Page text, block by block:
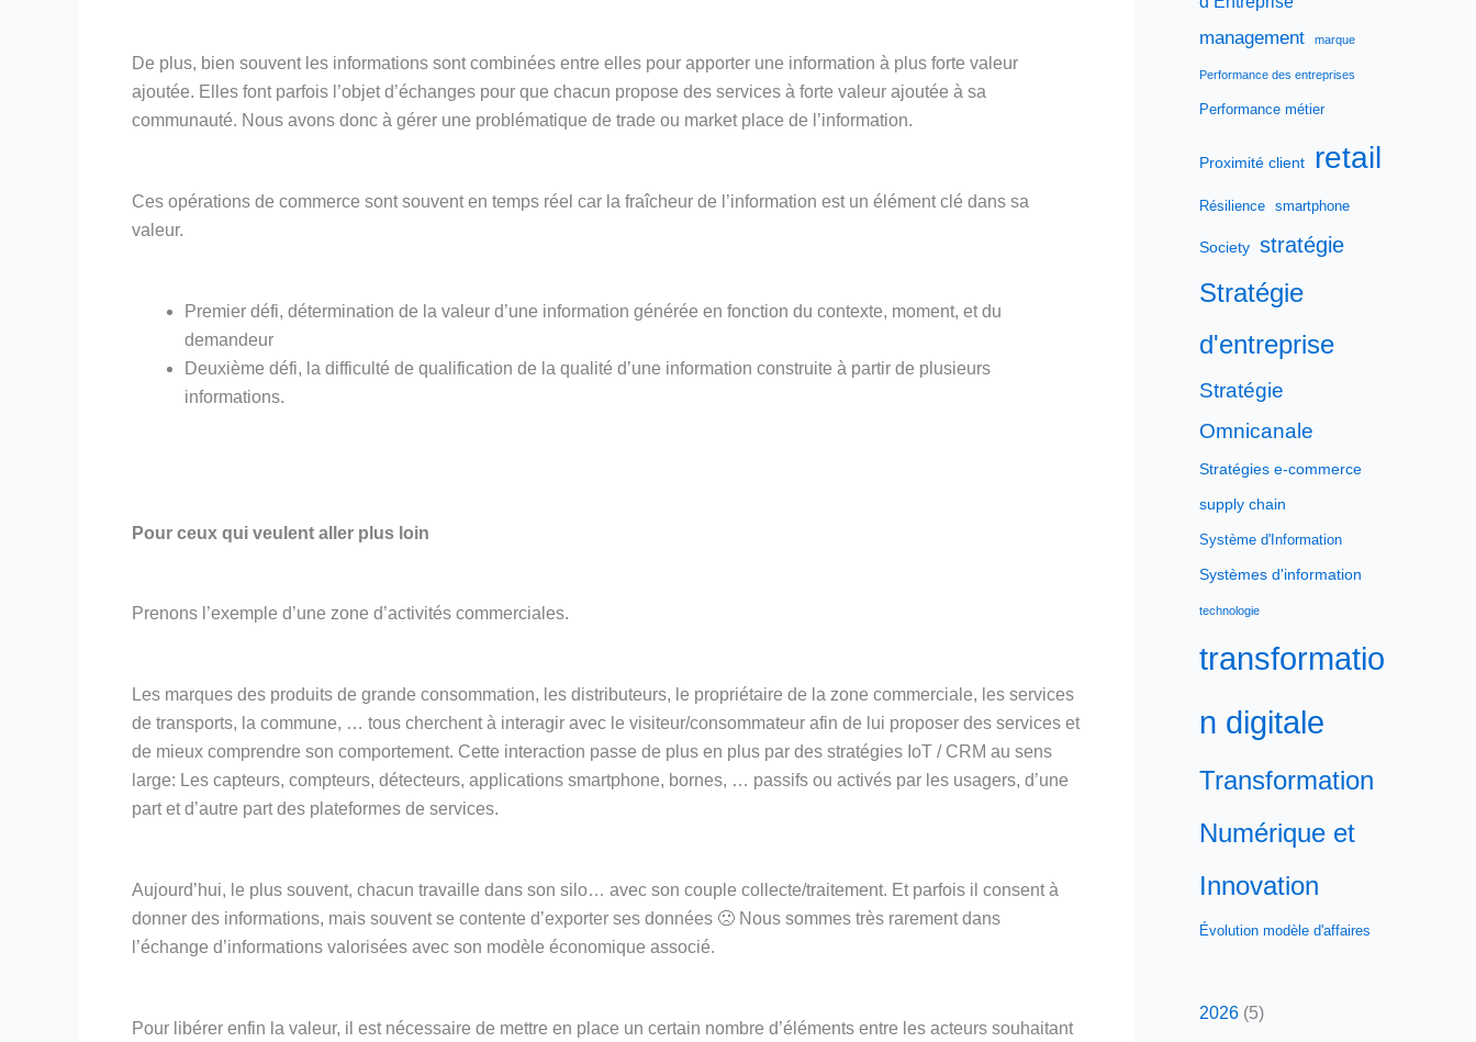
De plus, bien souvent les informations sont combinées entre elles pour apporter une information à plus forte valeur
ajoutée. Elles font parfois l’objet d’échanges pour que chacun propose des services à forte valeur ajoutée à sa
communauté. Nous avons donc à gérer une problématique de trade ou market place de l’information.
Ces opérations de commerce sont souvent en temps réel car la fraîcheur de l’information est un élément clé dans sa
valeur.
Premier défi, détermination de la valeur d’une information générée en fonction du contexte, moment, et du
demandeur
Deuxième défi, la difficulté de qualification de la qualité d’une information construite à partir de plusieurs
informations.
Pour ceux qui veulent aller plus loin
Prenons l’exemple d’une zone d’activités commerciales.
Les marques des produits de grande consommation, les distributeurs, le propriétaire de la zone commerciale, les services
de transports, la commune, … tous cherchent à interagir avec le visiteur/consommateur afin de lui proposer des services et
de mieux comprendre son comportement. Cette interaction passe de plus en plus par des stratégies IoT / CRM au sens
large: Les capteurs, compteurs, détecteurs, applications smartphone, bornes, … passifs ou activés par les usagers, d’une
part et d’autre part des plateformes de services.
Aujourd’hui, le plus souvent, chacun travaille dans son silo… avec son couple collecte/traitement. Et parfois il consent à
donner des informations, mais souvent se contente d’exporter ses données 🙁 Nous sommes très rarement dans
l’échange d’informations valorisées avec son modèle économique associé.
Pour libérer enfin la valeur, il est nécessaire de mettre en place un certain nombre d’éléments entre les acteurs souhaitant
management marque
Performance des entreprises
Performance métier
Proximité client retail
Résilience smartphone
Society stratégie
Stratégie
d'entreprise
Stratégie
Omnicanale
Stratégies e-commerce
supply chain
Système d'Information
Systèmes d'information
technologie
transformatio
n digitale
Transformation
Numérique et
Innovation
Évolution modèle d'affaires
2026 (5)